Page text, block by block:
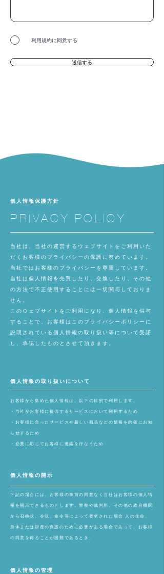
​個人情報保護方針
PRIVACY POLICY
当社は、当社の運営するウェブサイトをご利用いた
だくお客様のプライバシーの保護に努めています。
当社ではお客様のプライバシーを尊重しています。
当社は個人情報を売買したり、交換したり、その他
の方法で不正使用することには一切関与しておりま
せん。
このウェブサイトをご利用になり、個人情報を供与
することで、お客様はこのプライバシーポリシーに
説明されている個人情報の取り扱い等について受諾
し、承認したものとさせて頂きます。
​個人情報の取り扱いについて
お客様から集めた個人情報は、以下の目的で利用します。
・当社がお客様に提供するサービスにおいて利用するため
・お客様に合ったサービスや新しい商品などの情報を的確にお知
らせするため
・必要に応じてお客様に連絡を行なうため
個人情報の開示
下記の場合には、お客様の事前の同意なく当社はお客様の個人情
報を開示できるものとします。警察や裁判所、その他の政府機関
から召喚状、令状、命令等によって要求された場合 人の生命、
身体または財産の保護のために必要がある場合であって、お客様
の同意を得ることが困難であるとき。
個人情報の管理
利用規約に同意する
送信する